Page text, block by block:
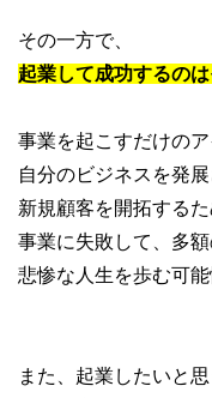
その一方で、
起業して成功するの
事業を起こすだけの
自分のビジネスを発
新規顧客を開拓する
事業に失敗して、多
悲惨な人生を歩む可
また、起業したいと思